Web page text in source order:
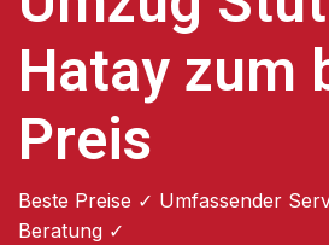
Hatay zum
Preis
Beste Preise ✓ Umfassender
Beratung ✓